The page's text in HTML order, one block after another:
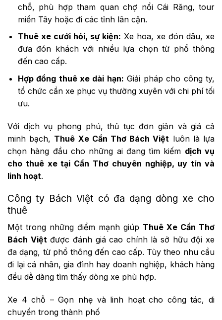
chỗ, phù hợp tham quan chợ nổi Cái Răng, tour
miền Tây hoặc đi các tỉnh lân cận.
Thuê xe cưới hỏi, sự kiện: Xe hoa, xe đón dâu, xe
đưa đón khách với nhiều lựa chọn từ phổ thông
đến cao cấp.
Hợp đồng thuê xe dài hạn: Giải pháp cho công ty,
tổ chức cần xe phục vụ thường xuyên với chi phí tối
ưu.
Với dịch vụ phong phú, thủ tục đơn giản và giá cả
minh bạch, Thuê Xe Cần Thơ Bách Việt luôn là lựa
chọn hàng đầu cho những ai đang tìm kiếm dịch vụ
cho thuê xe tại Cần Thơ chuyên nghiệp, uy tín và
linh hoạt.
Công ty Bách Việt có đa dạng dòng xe cho
thuê
Một trong những điểm mạnh giúp Thuê Xe Cần Thơ
Bách Việtđược đánh giá cao chính là sở hữu đội xe
đa dạng, từ phổ thông đến cao cấp. Tùy theo nhu cầu
đi lại cá nhân, gia đình hay doanh nghiệp, khách hàng
đều dễ dàng tìm thấy dòng xe phù hợp.
Xe 4 chỗ – Gọn nhẹ và linh hoạt cho công tác, di
chuyển trong thành phố